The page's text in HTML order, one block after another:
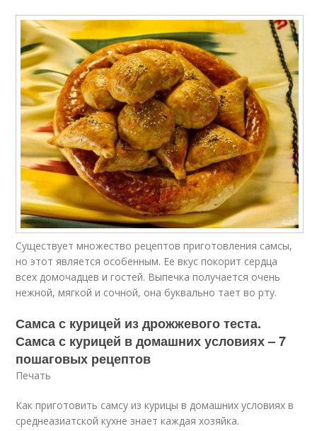
Существует множество рецептов приготовления самсы,
но этот является особенным. Ее вкус покорит сердца
всех домочадцев и гостей. Выпечка получается очень
нежной, мягкой и сочной, она буквально тает во рту.
Самса с курицей из дрожжевого теста.
Самса с курицей в домашних условиях – 7
пошаговых рецептов
Печать
Как приготовить самсу из курицы в домашних условиях в
среднеазиатской кухне знает каждая хозяйка.